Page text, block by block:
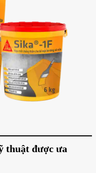
thuật được ưa